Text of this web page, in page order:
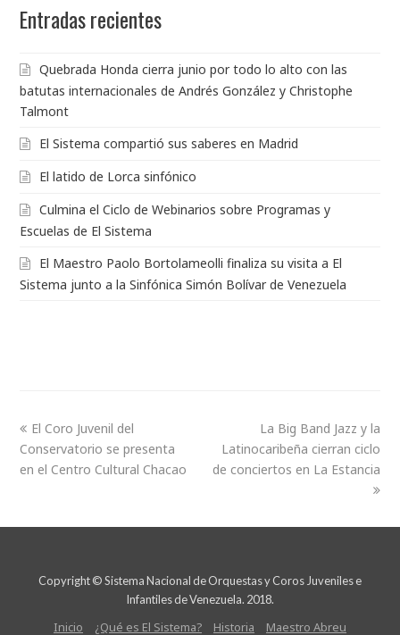
Entradas recientes
Quebrada Honda cierra junio por todo lo alto con las
batutas internacionales de Andrés González y Christophe
Talmont
El Sistema compartió sus saberes en Madrid
El latido de Lorca sinfónico
Culmina el Ciclo de Webinarios sobre Programas y
Escuelas de El Sistema
El Maestro Paolo Bortolameolli finaliza su visita a El
Sistema junto a la Sinfónica Simón Bolívar de Venezuela
El Coro Juvenil del
Conservatorio se presenta
en el Centro Cultural Chacao
La Big Band Jazz y la
Latinocaribeña cierran ciclo
de conciertos en La Estancia
Copyright © Sistema Nacional de Orquestas y Coros Juveniles e
Infantiles de Venezuela. 2018.
Inicio ¿Qué es El Sistema? Historia Maestro Abreu